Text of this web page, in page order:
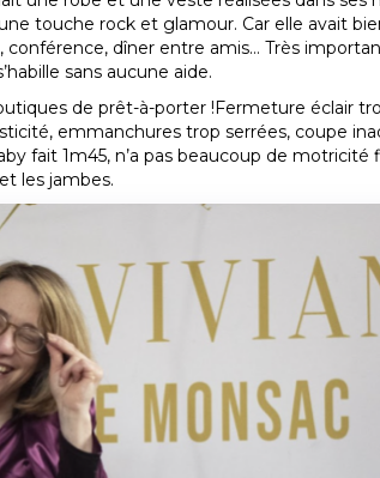
touche rock et glamour. Car elle avait
dîner entre amis… Très
sans aucune aide.
de prêt-à-porter !Fermeture éclair
emmanchures trop serrées, coupe
fait 1m45, n’a pas beaucoup de motricité
les jambes.